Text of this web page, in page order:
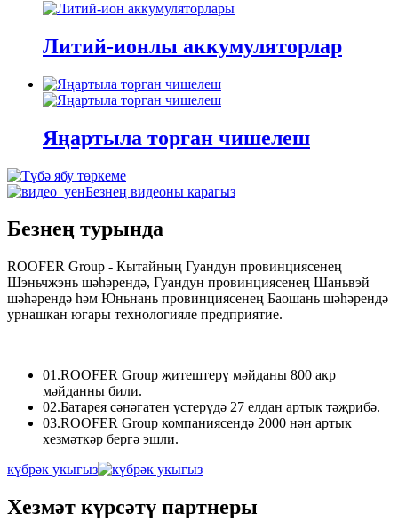
Литий-ионлы аккумуляторлар
Яңартыла торган чишелеш
Безнең видеоны карагыз
Безнең турында
ROOFER Group - Кытайның Гуандун провинциясенең
Шэньчжэнь шәһәрендә, Гуандун провинциясенең Шаньвэй
шәһәрендә һәм Юньнань провинциясенең Баошань шәһәрендә
урнашкан югары технологияле предприятие.
01.ROOFER Group җитештерү мәйданы 800 акр
мәйданны били.
02.Батарея сәнәгатен үстерүдә 27 елдан артык тәҗрибә.
03.ROOFER Group компаниясендә 2000 нән артык
хезмәткәр бергә эшли.
күбрәк укыгыз
Хезмәт күрсәтү партнеры